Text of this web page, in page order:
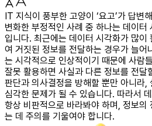
IT 지식이 풍부한 고양이 ‘요고’가 답변
변화한 부정적인 사례 중 하나는 데이터
입니다. 최근에는 데이터 시각화가 많이
여 거짓된 정보를 전달하는 경우가 늘어
는 시각적으로 인상적이기 때문에 사람
잘못 활용하면 사실과 다른 정보를 전달
판단과 의사결정을 방해할 뿐만 아니라,
심각한 문제가 될 수 있습니다. 따라서
항상 비판적으로 바라봐야 하며, 정보의
는 데 주의를 기울여야 합니다.